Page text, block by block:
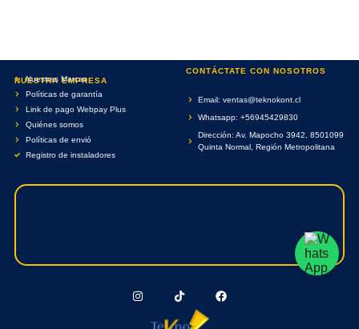
NUESTRA EMPRESA
Nuestras Marcas
Políticas de garantía
Link de pago Webpay Plus
Quiénes somos
Políticas de envió
Registro de instaladores
CONTÁCTATE CON NOSOTROS
Email: ventas@teknokont.cl
Whatsapp: +56945429830
Dirección: Av. Mapocho 3942, 8501099
Quinta Normal, Región Metropolitana